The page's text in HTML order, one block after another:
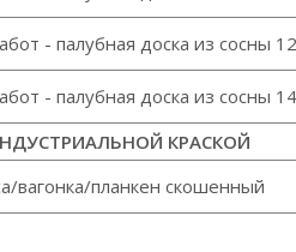
- палубная доска из сосны
- палубная доска из сосны
КРАСКОЙ
вагонка/планкен скошенный